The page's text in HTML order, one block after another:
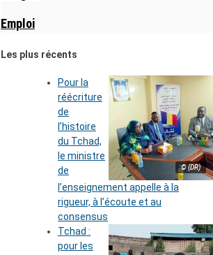
Emploi
Les plus récents
© (DR)
Pour la
réécriture
de
l’histoire
du Tchad,
le ministre
de
l’enseignement appelle à la
rigueur, à l’écoute et au
consensus
Tchad :
pour les